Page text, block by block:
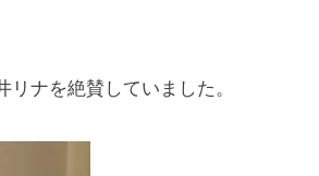
リナを絶賛していました。